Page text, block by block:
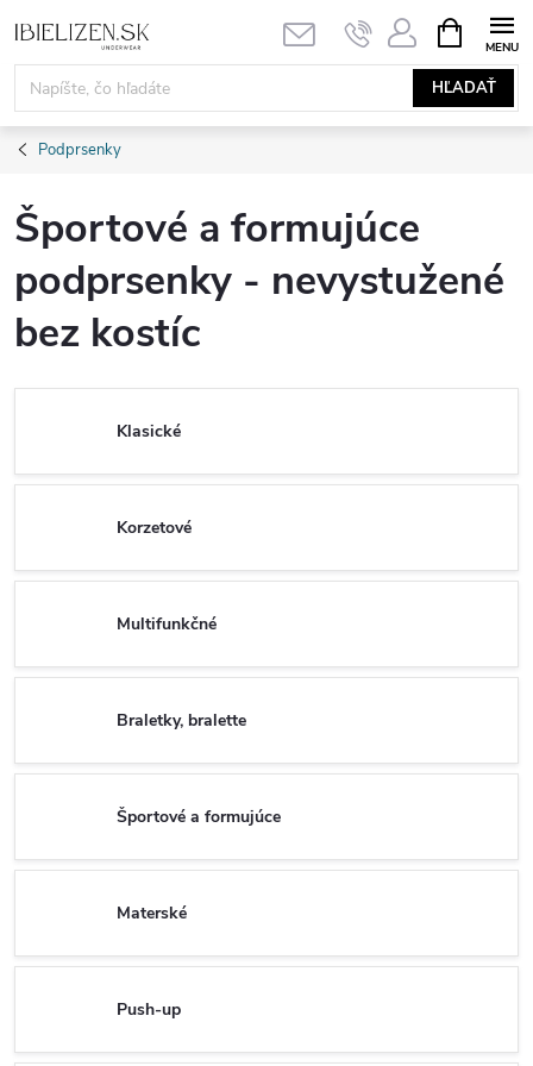
na
obsah
HĽADAŤ
KOŠÍK
Podprsenky
Športové a formujúce
podprsenky - nevystužené
bez kostíc
Klasické
Korzetové
Multifunkčné
Braletky, bralette
Športové a formujúce
Materské
Push-up